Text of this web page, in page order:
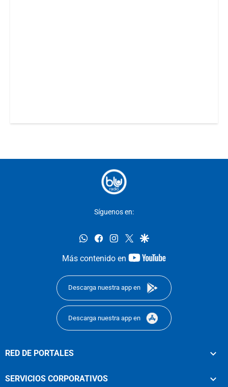
Síguenos en:
whatsappfacebookinstagram
twittergoogle
Más contenido en
youtube-
Descarga nuestra app en
Descarga nuestra app en
RED DE PORTALES
SERVICIOS CORPORATIVOS